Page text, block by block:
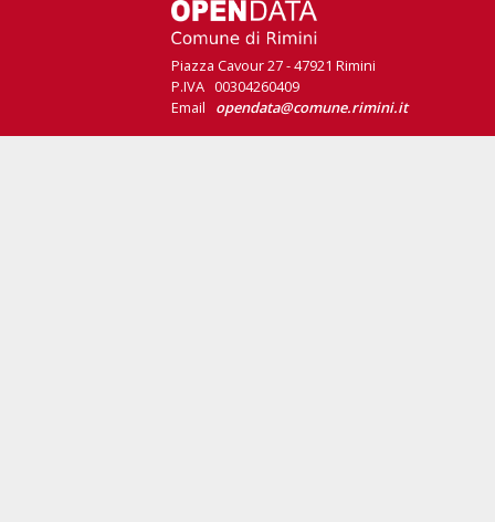
Piazza Cavour 27 - 47921 Rimini
P.IVA 00304260409
Email opendata@comune.rimini.it